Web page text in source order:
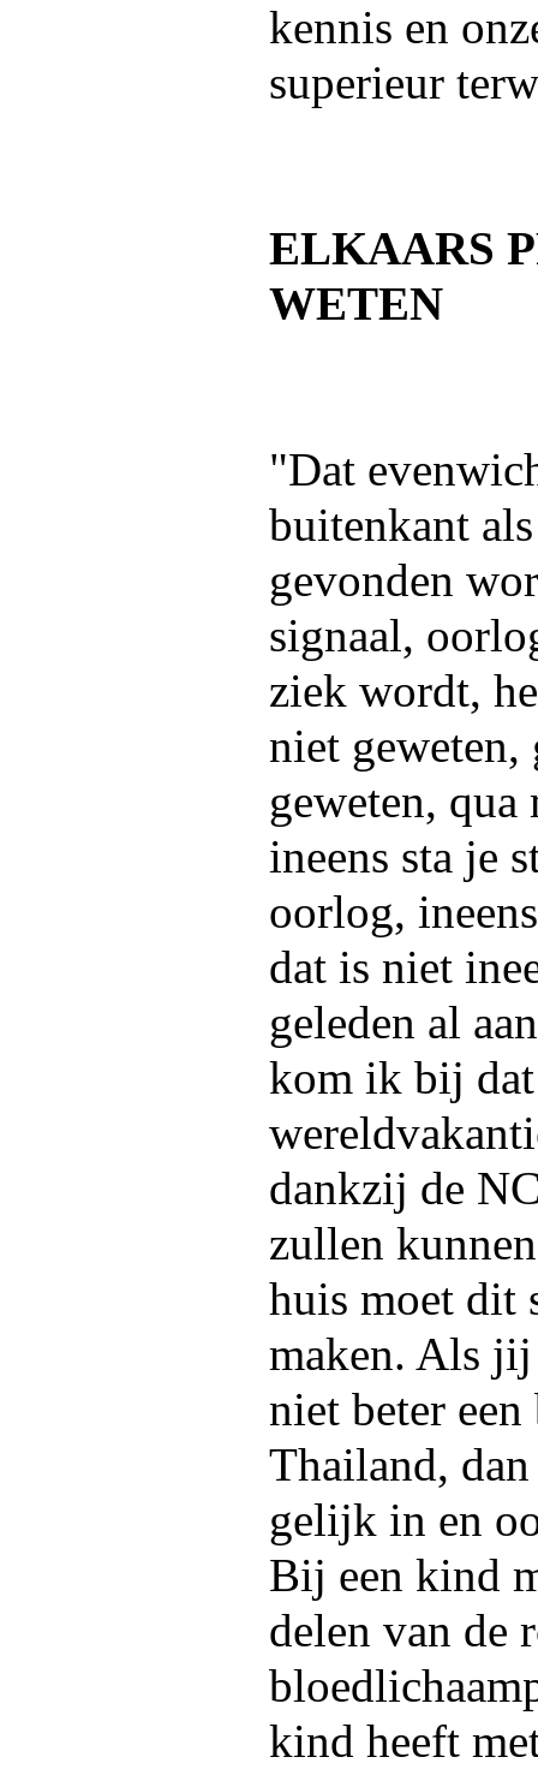
kennis en
superieur
ELKAARS
WETEN
"Dat
buitenkant
gevonden
signaal,
ziek wordt,
niet geweten,
geweten, qua
ineens sta je
oorlog,
dat is niet
geleden al
kom ik bij
dankzij de
zullen
huis moet dit
maken. Als
niet beter
Thailand,
gelijk in en
Bij een kind
delen van de
kind heeft